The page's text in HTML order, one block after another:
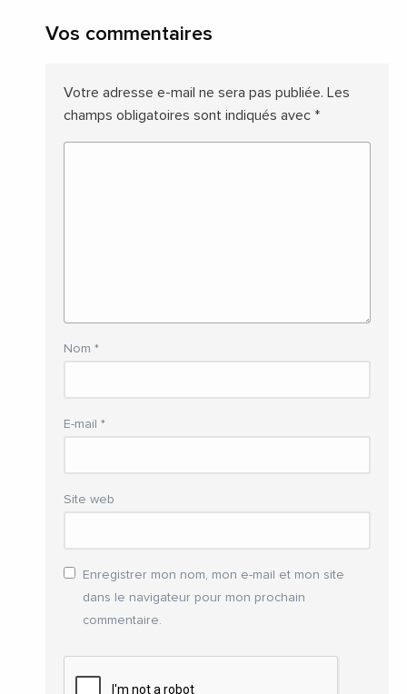
Vos commentaires
Votre adresse e-mail ne sera pas publiée. Les
champs obligatoires sont indiqués avec *
Nom *
E-mail *
Site web
Enregistrer mon nom, mon e-mail et mon site
dans le navigateur pour mon prochain
commentaire.